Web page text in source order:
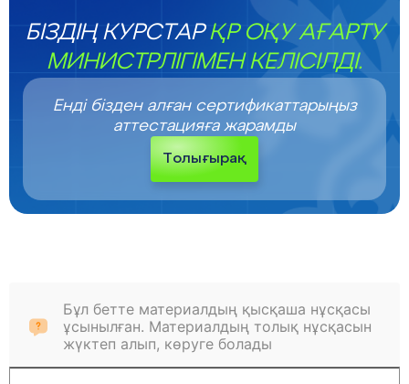
БІЗДІҢ КУРСТАРҚР ОҚУ АҒАРТУ
МИНИСТРЛІГІМЕН КЕЛІСІЛДІ.
Енді бізден алған сертификаттарыңыз
аттестацияға жарамды
Толығырақ
Бұл бетте материалдың қысқаша нұсқасы
ұсынылған. Материалдың толық нұсқасын
жүктеп алып, көруге болады